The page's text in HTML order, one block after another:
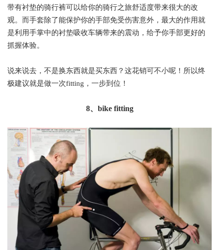
带有衬垫的骑行裤可以给你的骑行之旅舒适度带来很大的改
观。而手套除了能保护你的手部免受伤害意外，最大的作用就
是利用手掌中的衬垫吸收车辆带来的震动，给予你手部更好的
抓握体验。
说来说去，不是换东西就是买东西？这花销可不小呢！所以终
极建议就是做一次fitting，一步到位！
8、bike fitting